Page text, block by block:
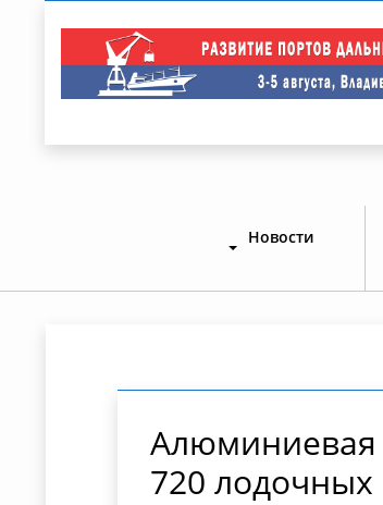
Новости
Алюминиевая
720 лодочных